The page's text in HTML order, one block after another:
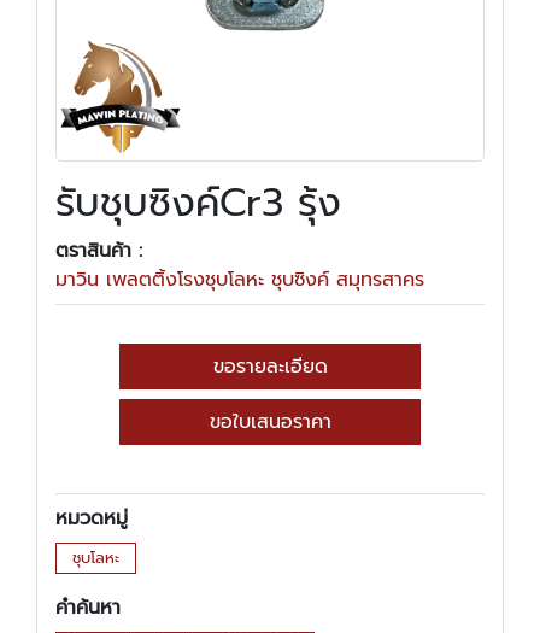
รับชุบซิงค์Cr3 รุ้ง
ตราสินค้า :
มาวิน เพลตติ้งโรงชุบโลหะ ชุบซิงค์ สมุทรสาคร
ขอรายละเอียด
ขอใบเสนอราคา
หมวดหมู่
ชุบโลหะ
คำค้นหา